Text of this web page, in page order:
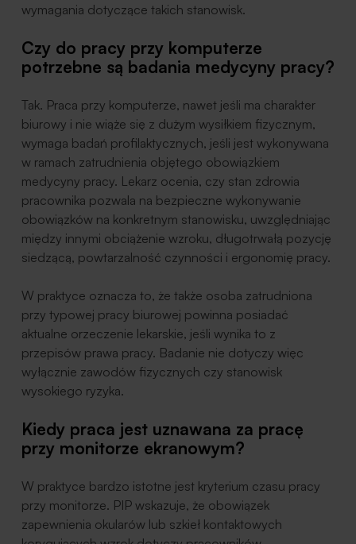
wymagania dotyczące takich stanowisk.
Czy do pracy przy komputerze
potrzebne są badania medycyny pracy?
Tak. Praca przy komputerze, nawet jeśli ma charakter
biurowy i nie wiąże się z dużym wysiłkiem fizycznym,
wymaga badań profilaktycznych, jeśli jest wykonywana
w ramach zatrudnienia objętego obowiązkiem
medycyny pracy. Lekarz ocenia, czy stan zdrowia
pracownika pozwala na bezpieczne wykonywanie
obowiązków na konkretnym stanowisku, uwzględniając
między innymi obciążenie wzroku, długotrwałą pozycję
siedzącą, powtarzalność czynności i ergonomię pracy.
W praktyce oznacza to, że także osoba zatrudniona
przy typowej pracy biurowej powinna posiadać
aktualne orzeczenie lekarskie, jeśli wynika to z
przepisów prawa pracy. Badanie nie dotyczy więc
wyłącznie zawodów fizycznych czy stanowisk
wysokiego ryzyka.
Kiedy praca jest uznawana za pracę
przy monitorze ekranowym?
W praktyce bardzo istotne jest kryterium czasu pracy
przy monitorze. PIP wskazuje, że obowiązek
zapewnienia okularów lub szkieł kontaktowych